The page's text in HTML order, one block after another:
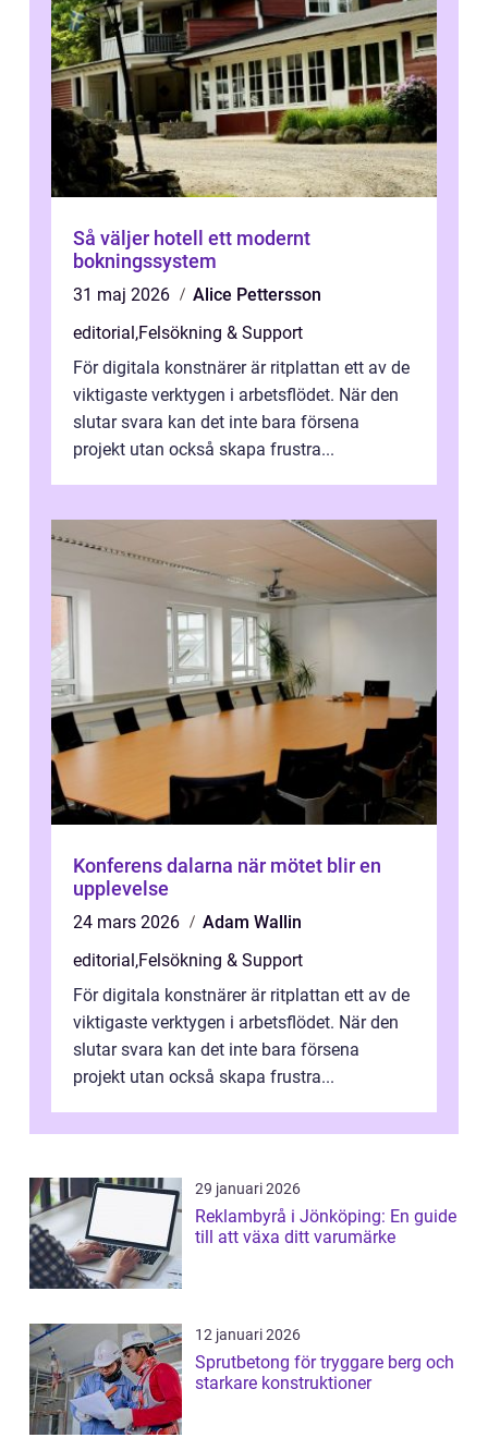
Så väljer hotell ett modernt
bokningssystem
31 maj 2026
Alice Pettersson
editorial,Felsökning & Support
För digitala konstnärer är ritplattan ett av de
viktigaste verktygen i arbetsflödet. När den
slutar svara kan det inte bara försena
projekt utan också skapa frustra...
Konferens dalarna när mötet blir en
upplevelse
24 mars 2026
Adam Wallin
editorial,Felsökning & Support
För digitala konstnärer är ritplattan ett av de
viktigaste verktygen i arbetsflödet. När den
slutar svara kan det inte bara försena
projekt utan också skapa frustra...
29 januari 2026
Reklambyrå i Jönköping: En guide
till att växa ditt varumärke
12 januari 2026
Sprutbetong för tryggare berg och
starkare konstruktioner